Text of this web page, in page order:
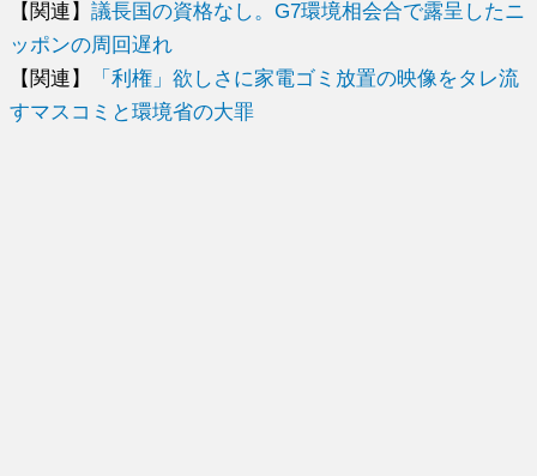
【関連】議長国の資格なし。G7環境相会合で露呈したニ
ッポンの周回遅れ
【関連】
「利権」欲しさに家電ゴミ放置の映像をタレ流
すマスコミと環境省の大罪